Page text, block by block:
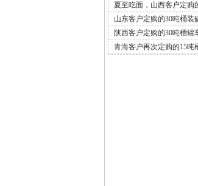
夏至吃面，山西客户定购
山东客户定购的30吨桶装
陕西客户定购的30吨槽罐
青海客户再次定购的15吨